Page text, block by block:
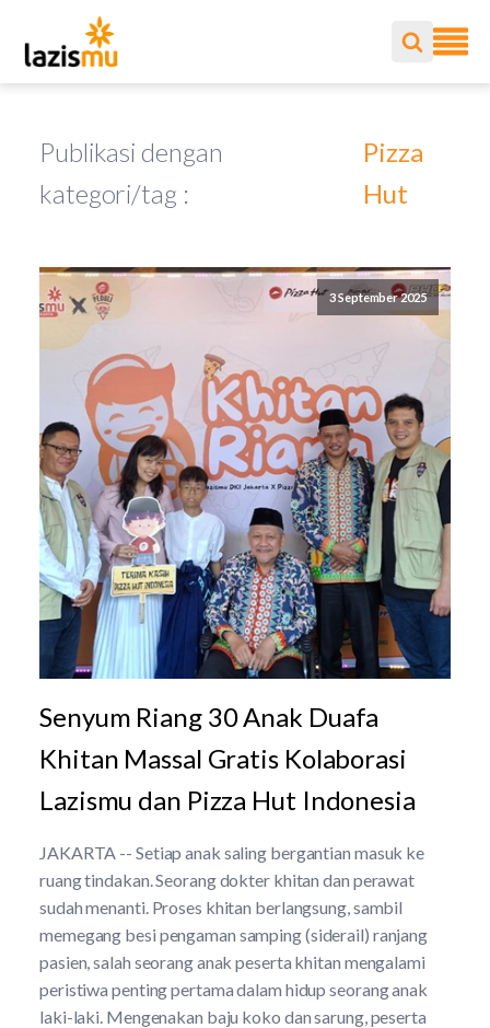
Publikasi dengan
kategori/tag :
Pizza
Hut
3 September 2025
Senyum Riang 30 Anak Duafa
Khitan Massal Gratis Kolaborasi
Lazismu dan Pizza Hut Indonesia
JAKARTA -- Setiap anak saling bergantian masuk ke
ruang tindakan. Seorang dokter khitan dan perawat
sudah menanti. Proses khitan berlangsung, sambil
memegang besi pengaman samping (siderail) ranjang
pasien, salah seorang anak peserta khitan mengalami
peristiwa penting pertama dalam hidup seorang anak
laki-laki. Mengenakan baju koko dan sarung, peserta